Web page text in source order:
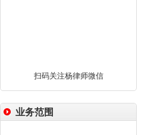
扫码关注杨律师微信
业务范围